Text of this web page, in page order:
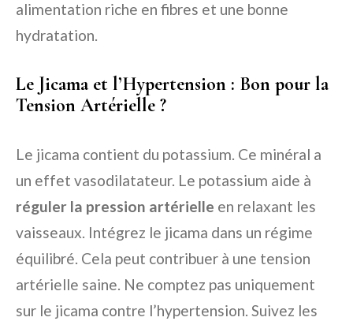
alimentation riche en fibres et une bonne
hydratation.
Le Jicama et l’Hypertension : Bon pour la
Tension Artérielle ?
Le jicama contient du potassium. Ce minéral a
un effet vasodilatateur. Le potassium aide à
réguler la pression artérielle en relaxant les
vaisseaux. Intégrez le jicama dans un régime
équilibré. Cela peut contribuer à une tension
artérielle saine. Ne comptez pas uniquement
sur le jicama contre l’hypertension. Suivez les